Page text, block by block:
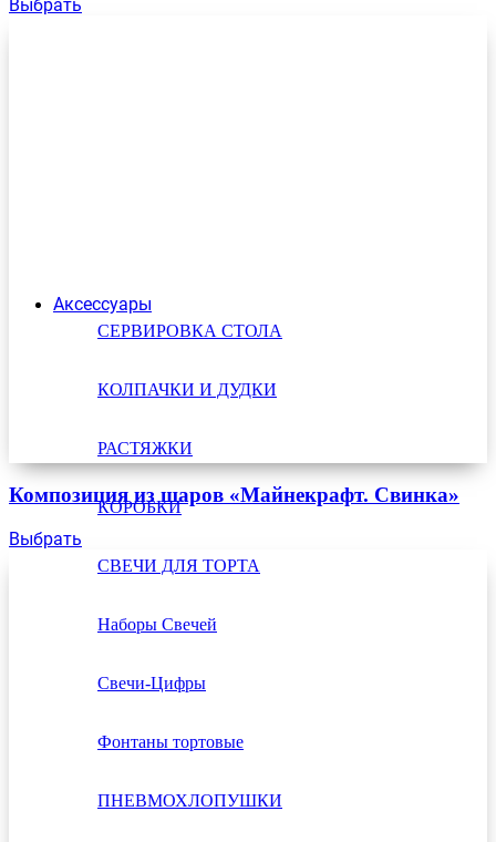
Аксессуары
СЕРВИРОВКА СТОЛА
КОЛПАЧКИ И ДУДКИ
РАСТЯЖКИ
КОРОБКИ
СВЕЧИ ДЛЯ ТОРТА
Наборы Свечей
Свечи-Цифры
Фонтаны тортовые
ПНЕВМОХЛОПУШКИ
Выбрать
Композиция из шаров «Майнекрафт. Свинка»
Выбрать